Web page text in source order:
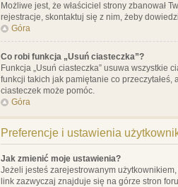
Możliwe jest, że właściciel strony zbanował
rejestracje, skontaktuj się z nim, żeby
Góra
Co robi funkcja „Usuń ciasteczka”?
Funkcja „Usuń ciasteczka” usuwa wszystkie
funkcji takich jak pamiętanie co
ciasteczek może pomóc.
Góra
Preferencje i ustawienia
Jak zmienić moje ustawienia?
Jeżeli jesteś zarejestrowanym
link zazwyczaj znajduje się na górze stron